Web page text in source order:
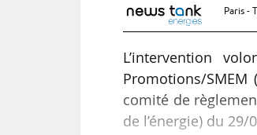
Paris -
L’intervention
Promotions/
comité de
de l’énergie) du